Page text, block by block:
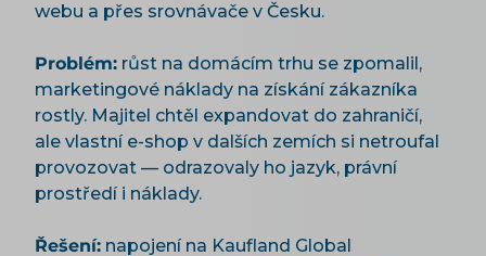
webu a přes srovnávače v Česku.
Problém: růst na domácím trhu se zpomalil,
marketingové náklady na získání zákazníka
rostly. Majitel chtěl expandovat do zahraničí,
ale vlastní e-shop v dalších zemích si netroufal
provozovat — odrazovaly ho jazyk, právní
prostředí i náklady.
Řešení: napojení na Kaufland Global